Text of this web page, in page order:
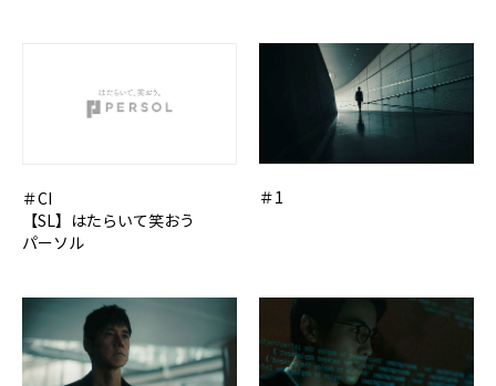
＃CI
【SL】はたらいて笑おう
パーソル
＃1